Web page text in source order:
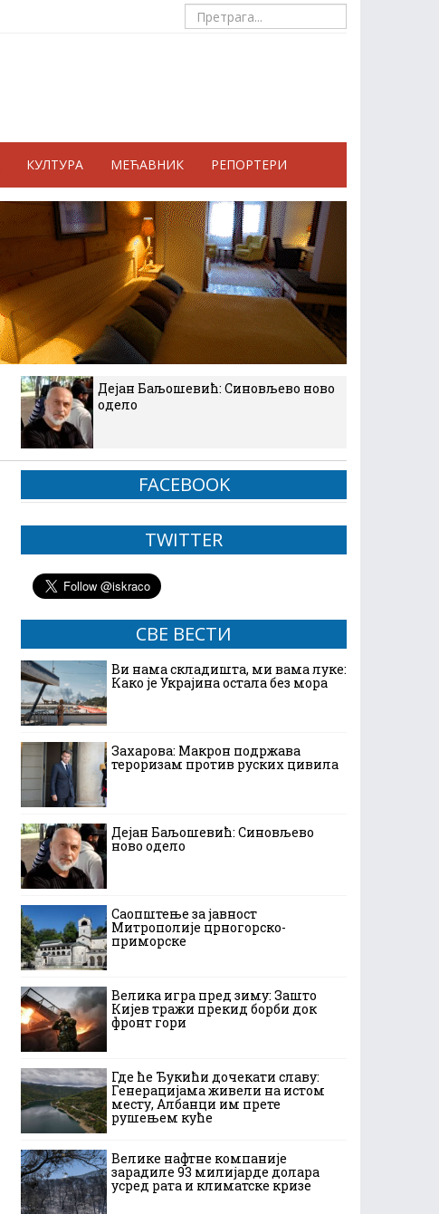
КУЛТУРА МЕЋАВНИК РЕПОРТЕРИ
Дејан Баљошевић: Синовљево ново
одело
FACEBOOK
TWITTER
СВЕ ВЕСТИ
Ви нама складишта, ми вама луке:
Како је Украјина остала без мора
Захарова: Макрон подржава
тероризам против руских цивила
Дејан Баљошевић: Синовљево
ново одело
Саопштење за јавност
Митрополије црногорско-
приморске
Велика игра пред зиму: Зашто
Кијев тражи прекид борби док
фронт гори
Где ће Ђукићи дочекати славу:
Генерацијама живели на истом
месту, Албанци им прете
рушењем куће
Велике нафтне компаније
зарадиле 93 милијарде долара
усред рата и климатске кризе